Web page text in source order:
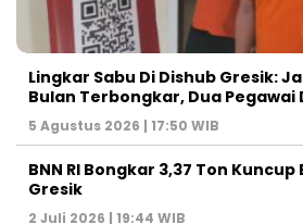
Lingkar Sabu Di Dishub Gresik:
Bulan Terbongkar, Dua
5 Agustus 2026 | 17:50 WIB
BNN RI Bongkar 3,37 Ton
Gresik
2 Juli 2026 | 19:44 WIB